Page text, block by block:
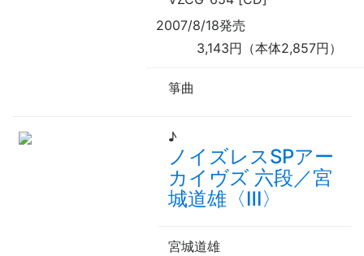
2007/8/18発売
3,143円（本体2,857円）
箏曲
♪
ノイズレスSPアー
カイヴズ 六段／宮
城道雄〈Ⅲ〉
宮城道雄